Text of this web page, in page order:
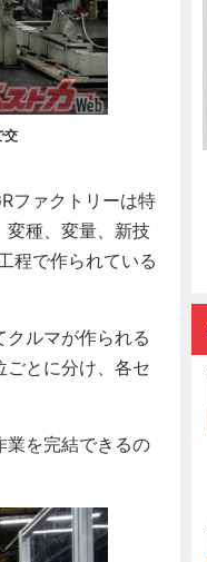
交
ファクトリーは特
変種、変量、新技
程で作られている
ルマが作られる
ごとに分け、各セ
を完結できるの